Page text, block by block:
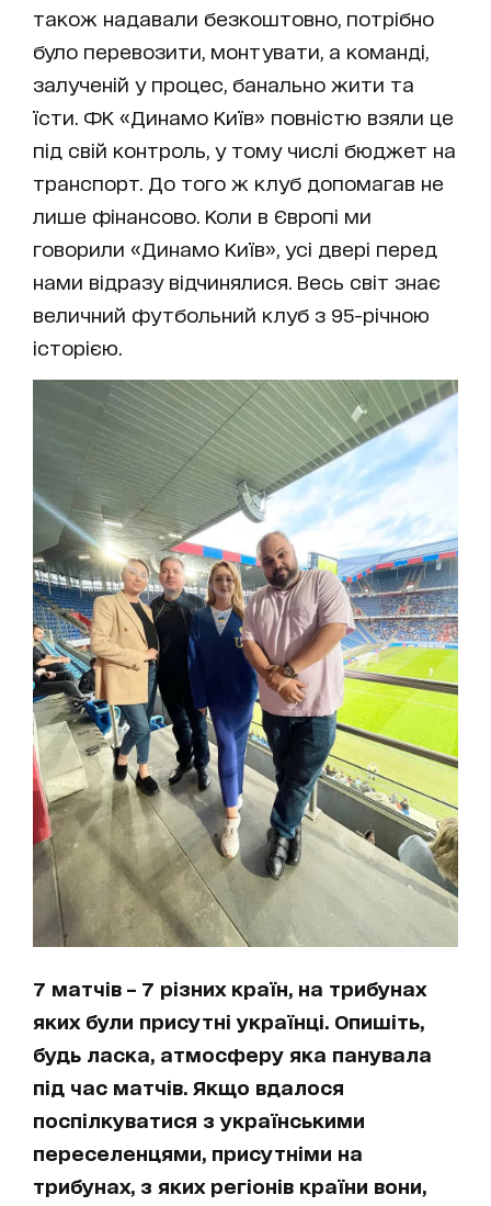
також надавали безкоштовно, потрібно
було перевозити, монтувати, а команді,
залученій у процес, банально жити та
їсти. ФК «Динамо Київ» повністю взяли це
під свій контроль, у тому числі бюджет на
транспорт. До того ж клуб допомагав не
лише фінансово. Коли в Європі ми
говорили «Динамо Київ», усі двері перед
нами відразу відчинялися. Весь світ знає
величний футбольний клуб з 95-річною
історією.
7 матчів – 7 різних країн, на трибунах
яких були присутні українці. Опишіть,
будь ласка, атмосферу яка панувала
під час матчів. Якщо вдалося
поспілкуватися з українськими
переселенцями, присутніми на
трибунах, з яких регіонів країни вони,